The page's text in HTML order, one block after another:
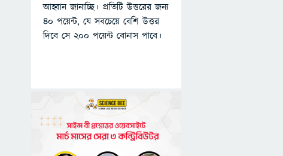
আহ্বান জানাচ্ছি। প্রতিটি উত্তরের জন্য
৪০ পয়েন্ট, যে সবচেয়ে বেশি উত্তর
দিবে সে ২০০ পয়েন্ট বোনাস পাবে।